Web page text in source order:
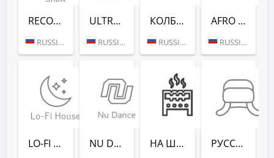
RECORD CLUB SHOW - RADIO RECORD
RUSSIA (MOSCOW)
ULTRA MUSIC FESTIVAL - РАДИО РЕКОРД
RUSSIA (MOSCOW)
КОЛБАСНЫЙ ЦЕХ (РАДИО РЕКОРД)
RUSSIA (MOSCOW)
AFRO HOUSE (РАДИО РЕКОРД)
RUSSIA (MOSCOW)
LO-FI HOUSE (РАДИО РЕКОРД) NU DANCE (РАДИО РЕКОРД) НА ШАШЛЫКИ (РАДИО РЕКОРД) РУССКАЯ ЗИМА (РАДИО РЕКОРД)